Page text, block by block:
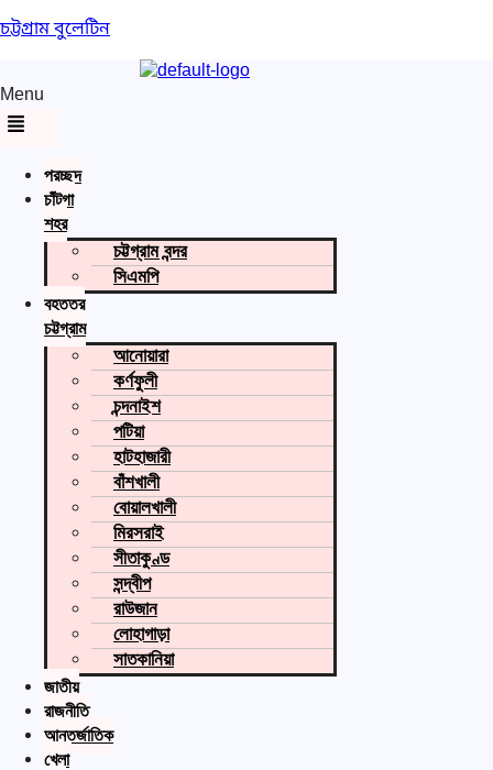
চট্টগ্রাম বুলেটিন
Menu
প্রচ্ছদ
চাঁটগা
শহর
চট্টগ্রাম বন্দর
সিএমপি
বৃহত্তর
চট্টগ্রাম
আনোয়ারা
কর্ণফুলী
চন্দনাইশ
পটিয়া
হাটহাজারী
বাঁশখালী
বোয়ালখালী
মিরসরাই
সীতাকুণ্ড
সন্দ্বীপ
রাউজান
লোহাগাড়া
সাতকানিয়া
জাতীয়
রাজনীতি
আন্তর্জাতিক
খেলা